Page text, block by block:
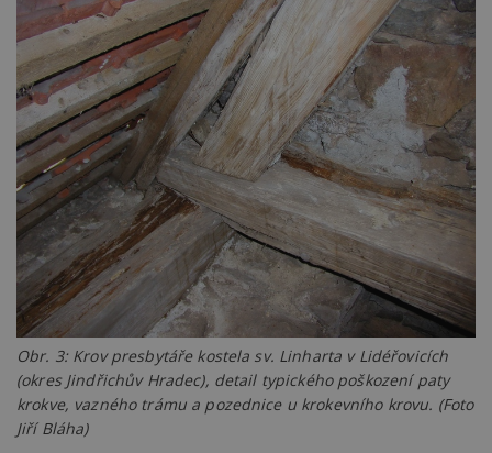
Obr. 3: Krov presbytáře kostela sv. Linharta v Lidéřovicích
(okres Jindřichův Hradec), detail typického poškození paty
krokve, vazného trámu a pozednice u krokevního krovu. (Foto
Jiří Bláha)